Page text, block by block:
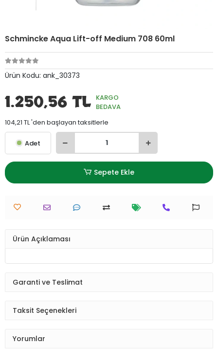
Schmincke Aqua Lift-off Medium 708 60ml
Ürün Kodu: ank_30373
1.250,56 TL KARGO
BEDAVA
104,21 TL 'den başlayan taksitlerle
Adet
Sepete Ekle
Ürün Açıklaması
Garanti ve Teslimat
Taksit Seçenekleri
Yorumlar